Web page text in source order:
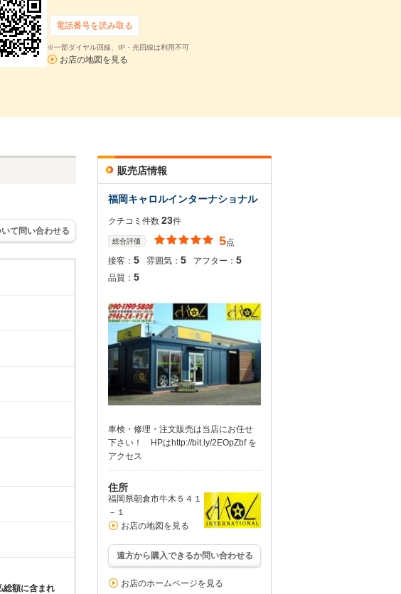
電話番号を読み取る
※一部ダイヤル回線、IP・光回線は利用不可
お店の地図を見る
て問い合わせる
総額に含まれ
販売店情報
福岡キャロルインターナショナル
クチコミ件数 23件
総合評価 5点
接客： 5 雰囲気： 5 アフター： 5
品質： 5
車検・修理・注文販売は当店にお任せ
下さい！ HPはhttp://bit.ly/2EOpZbf を
アクセス
住所
福岡県朝倉市牛木５４１
－１
お店の地図を見る
遠方から購入できるか問い合わせる
お店のホームページを見る